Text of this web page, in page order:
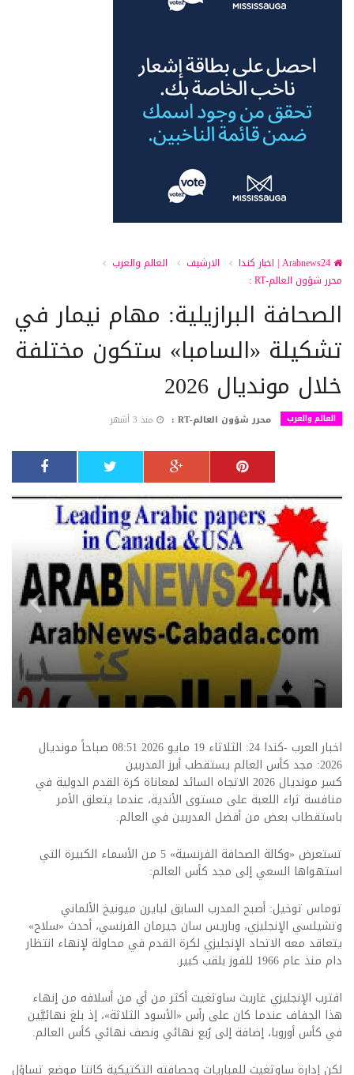
الارشيف
العالم والعرب
محرر شؤون العالم-RT :
الصحافة البرازيلية: مهام نيمار في
تشكيلة «السامبا» ستكون مختلفة
خلال مونديال 2026
العالم والعرب محرر شؤون العالم-RT : منذ 3 أشهر
اخبار العرب -كندا 24: الثلاثاء 19 مايو 2026 08:51 صباحاً مونديال
2026: مجد كأس العالم يستقطب أبرز المدربين
كسر مونديال 2026 الاتجاه السائد لمعاناة كرة القدم الدولية في
منافسة ثراء اللعبة على مستوى الأندية، عندما يتعلق الأمر
باستقطاب بعض من أفضل المدربين في العالم.
تستعرض «وكالة الصحافة الفرنسية» 5 من الأسماء الكبيرة التي
استهواها السعي إلى مجد كأس العالم:
توماس توخيل: أصبح المدرب السابق لبايرن ميونيخ الألماني
وتشيلسي الإنجليزي، وباريس سان جيرمان الفرنسي، أحدث «سلاح»
يتعاقد معه الاتحاد الإنجليزي لكرة القدم في محاولة لإنهاء انتظار
دام منذ عام 1966 للفوز بلقب كبير.
اقترب الإنجليزي غاريث ساوثغيت أكثر من أي من أسلافه من إنهاء
هذا الجفاف عندما كان على رأس «الأسود الثلاثة»، إذ بلغ نهائيَّين
في كأس أوروبا، إضافة إلى رُبع نهائي ونصف نهائي كأس العالم.
لكن إدارة ساوثغيت للمباريات وحصافته التكتيكية كانتا موضع تساؤل